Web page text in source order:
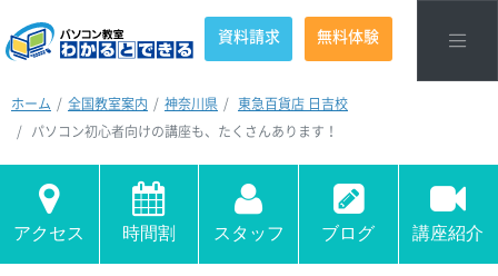
資料請求 無料体験
ホーム 全国教室案内 神奈川県
東急百貨店 日吉校
パソコン初心者向けの講座も、たくさんあります！
アクセス 時間割 スタッフ ブログ 講座紹介